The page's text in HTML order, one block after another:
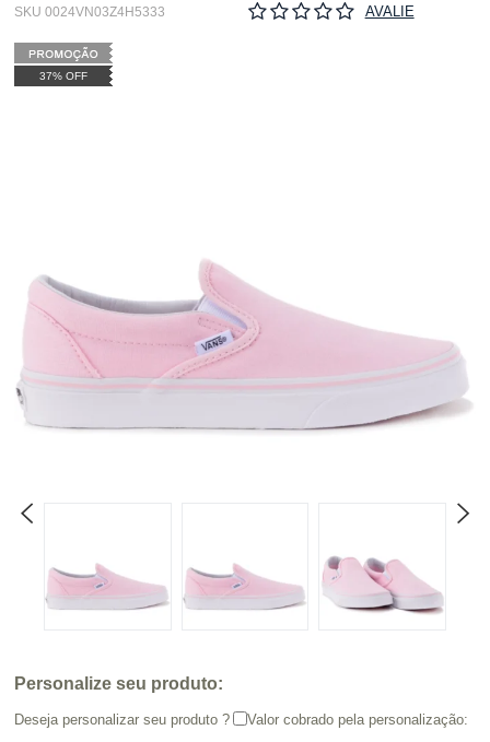
37% OFF
SKU 0024VN03Z4H5333 AVALIE
Personalize seu produto:
Deseja personalizar seu produto ? Valor cobrado pela personalização: